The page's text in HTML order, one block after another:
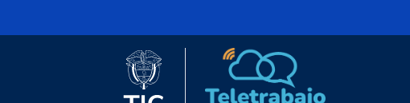
Logo del Ministerio TIC